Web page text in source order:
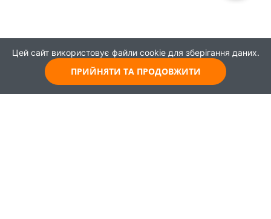
Цей сайт використовує файли cookie для зберігання даних.
ПРИЙНЯТИ ТА ПРОДОВЖИТИ